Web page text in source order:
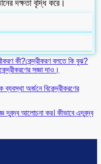
দক্ষতা বৃদ্ধি করে।
কী?কেন্দ্রীকরণ বলতে কি বুঝ?
কেন্দ্রীকরণের সজ্ঞা দাও।
অর্জনে বিকেন্দ্রীকরণের
দ্বন্দ্ব আলোচনা কর। কীভাবে এদ্বন্দ্ব